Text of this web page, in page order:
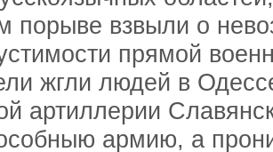
порыве взвыли о
прямой
жгли людей в
артиллерии
армию, а